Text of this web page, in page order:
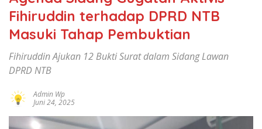
Fihiruddin terhadap DPRD NTB
Masuki Tahap Pembuktian
Fihiruddin Ajukan 12 Bukti Surat dalam Sidang Lawan
DPRD NTB
Admin Wp
Juni 24, 2025